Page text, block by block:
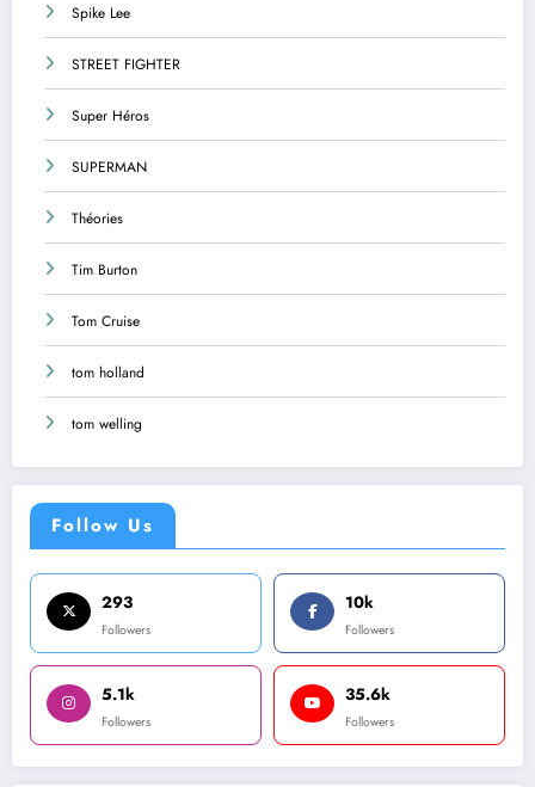
Spike Lee
STREET FIGHTER
Super Héros
SUPERMAN
Théories
Tim Burton
Tom Cruise
tom holland
tom welling
Follow Us
293
Followers
10k
Followers
5.1k
Followers
35.6k
Followers